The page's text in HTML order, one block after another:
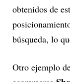
obtenidos de
búsqueda, lo
Otro ejemplo